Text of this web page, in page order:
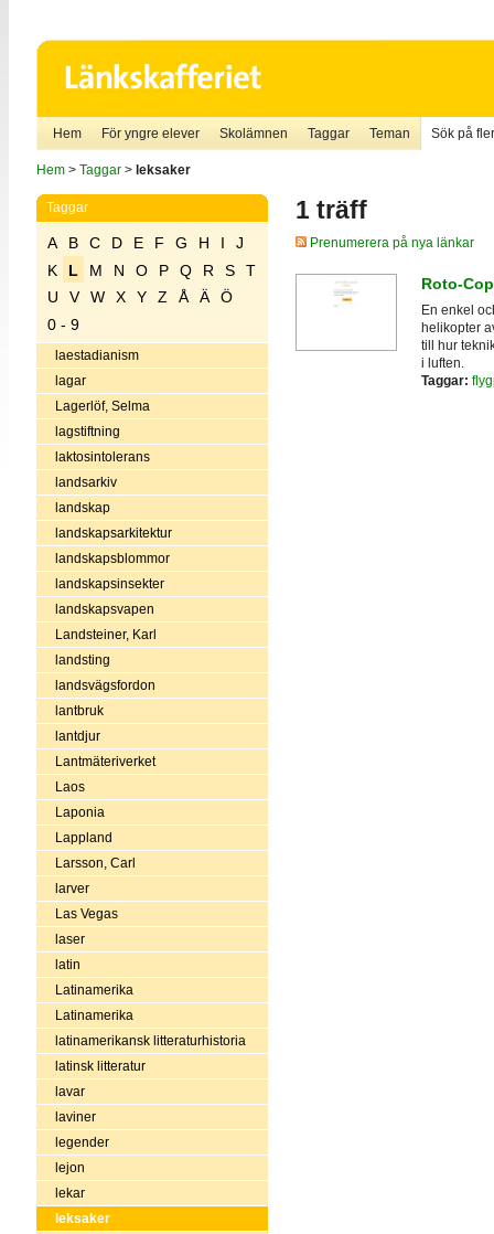
Hem För yngre elever Skolämnen Taggar Teman Sök på
Hem> Taggar> leksaker
Taggar
A B C D E F G H I
J
K
L M N O P Q R S
T
U
V W X Y Z Å Ä
Ö
0 - 9
laestadianism
lagar
Lagerlöf, Selma
lagstiftning
laktosintolerans
landsarkiv
landskap
landskapsarkitektur
landskapsblommor
landskapsinsekter
landskapsvapen
Landsteiner, Karl
landsting
landsvägsfordon
lantbruk
lantdjur
Lantmäteriverket
Laos
Laponia
Lappland
Larsson, Carl
larver
Las Vegas
laser
latin
Latinamerika
Latinamerika
latinamerikansk litteraturhistoria
latinsk litteratur
lavar
laviner
legender
lejon
lekar
leksaker
1 träff
Prenumerera på nya länkar
Roto-
En enkel
helikopter
till hur
i luften.
Taggar: